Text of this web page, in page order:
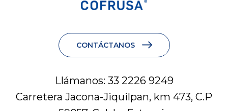
CONTÁCTANOS
Llámanos: 33 2226 9249
Carretera Jacona-Jiquilpan, km 473, C.P